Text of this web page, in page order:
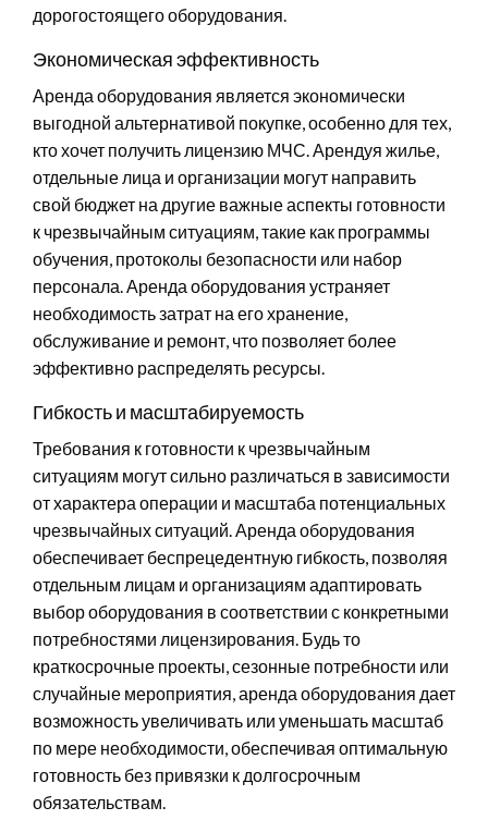
дорогостоящего оборудования.
Экономическая эффективность
Аренда оборудования является экономически
выгодной альтернативой покупке, особенно для тех,
кто хочет получить лицензию МЧС. Арендуя жилье,
отдельные лица и организации могут направить
свой бюджет на другие важные аспекты готовности
к чрезвычайным ситуациям, такие как программы
обучения, протоколы безопасности или набор
персонала. Аренда оборудования устраняет
необходимость затрат на его хранение,
обслуживание и ремонт, что позволяет более
эффективно распределять ресурсы.
Гибкость и масштабируемость
Требования к готовности к чрезвычайным
ситуациям могут сильно различаться в зависимости
от характера операции и масштаба потенциальных
чрезвычайных ситуаций. Аренда оборудования
обеспечивает беспрецедентную гибкость, позволяя
отдельным лицам и организациям адаптировать
выбор оборудования в соответствии с конкретными
потребностями лицензирования. Будь то
краткосрочные проекты, сезонные потребности или
случайные мероприятия, аренда оборудования дает
возможность увеличивать или уменьшать масштаб
по мере необходимости, обеспечивая оптимальную
готовность без привязки к долгосрочным
обязательствам.